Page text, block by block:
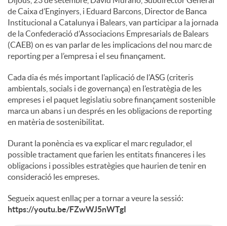
de Caixa d’Enginyers, i Eduard Barcons, Director de Banca
Institucional a Catalunya i Balears, van participar a la jornada
de la Confederació d’Associacions Empresarials de Balears
(CAEB) on es van parlar de les implicacions del nou marc de
reporting per a l’empresa i el seu finançament.
Cada dia és més important l’aplicació de l’ASG (criteris
ambientals, socials i de governança) en l’estratègia de les
empreses i el paquet legislatiu sobre finançament sostenible
marca un abans i un després en les obligacions de reporting
en matèria de sostenibilitat.
Durant la ponència es va explicar el marc regulador, el
possible tractament que farien les entitats financeres i les
obligacions i possibles estratègies que haurien de tenir en
consideració les empreses.
Segueix aquest enllaç per a tornar a veure la sessió:
https://youtu.be/FZwWJ5nWTgI